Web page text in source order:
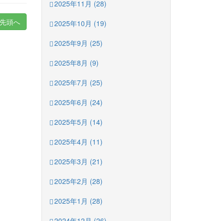
頭へ
2025年11月 (28)
2025年10月 (19)
2025年9月 (25)
2025年8月 (9)
2025年7月 (25)
2025年6月 (24)
2025年5月 (14)
2025年4月 (11)
2025年3月 (21)
2025年2月 (28)
2025年1月 (28)